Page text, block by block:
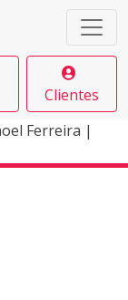
Clientes
Ferreira |